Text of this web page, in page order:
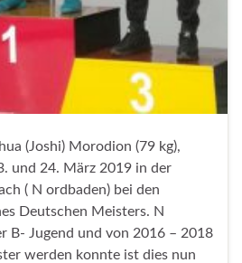
(Joshi) Morodion (79 kg),
und 24. März 2019 in der
( N ordbaden) bei den
Deutschen Meisters. N
B- Jugend und von 2016 – 2018
werden konnte ist dies nun